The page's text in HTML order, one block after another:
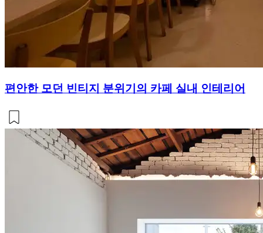
편안한 모던 빈티지 분위기의 카페 실내 인테리어